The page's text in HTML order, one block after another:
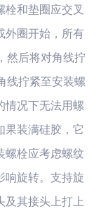
和垫圈应交叉
外圈开始，所有
然后将对角线拧
线拧紧至安装螺
情况下无法用螺
果装满硅胶，它
螺栓应考虑螺纹
响旋转。支持旋
及其接头上打上